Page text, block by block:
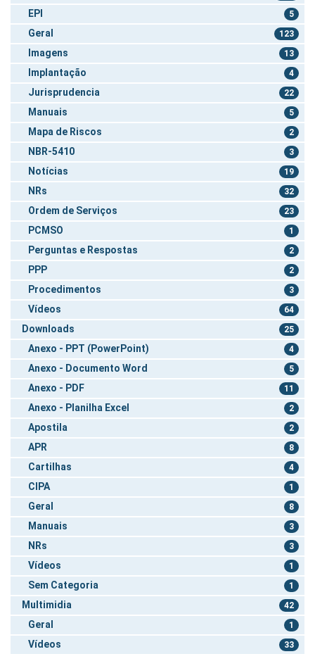
EPI 5
Geral 123
Imagens 13
Implantação 4
Jurisprudencia 22
Manuais 5
Mapa de Riscos 2
NBR-5410 3
Notícias 19
NRs 32
Ordem de Serviços 23
PCMSO 1
Perguntas e Respostas 2
PPP 2
Procedimentos 3
Vídeos 64
Downloads 25
Anexo - PPT (PowerPoint) 4
Anexo - Documento Word 5
Anexo - PDF 11
Anexo - Planilha Excel 2
Apostila 2
APR 8
Cartilhas 4
CIPA 1
Geral 8
Manuais 3
NRs 3
Vídeos 1
Sem Categoria 1
Multimidia 42
Geral 1
Vídeos 33